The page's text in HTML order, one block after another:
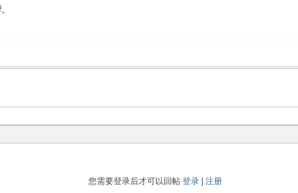
您需要登录后才可以回帖登录 |注册